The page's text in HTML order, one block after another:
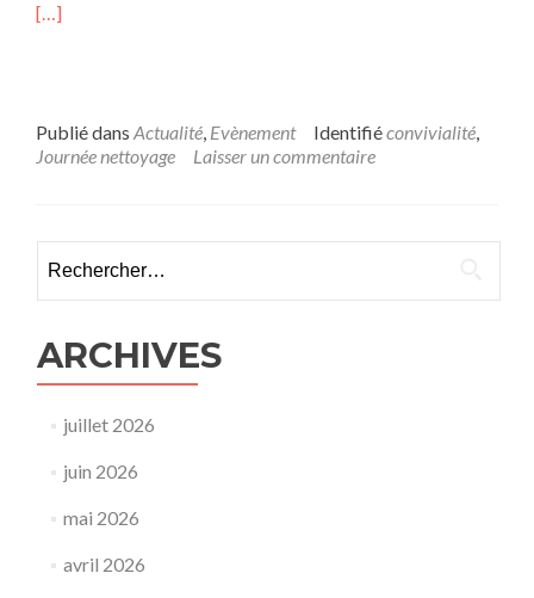
[…]
Publié dans Actualité, Evènement Identifiéconvivialité,
Journée nettoyage
Laisser un commentaire
ARCHIVES
juillet 2026
juin 2026
mai 2026
avril 2026